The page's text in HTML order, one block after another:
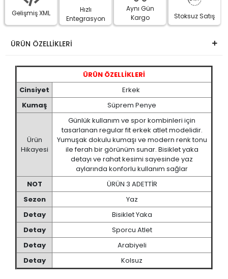
Gelişmiş XML
Hızlı
Entegrasyon
Aynı Gün
Kargo
Stoksuz Satış
ÜRÜN ÖZELLİKLERİ
ÜRÜN ÖZELLİKLERİ
Cinsiyet
Erkek
Kumaş
Süprem Penye
Ürün
Hikayesi
Günlük kullanım ve spor kombinleri için
tasarlanan regular fit erkek atlet modelidir.
Yumuşak dokulu kumaşı ve modern renk tonu
ile ferah bir görünüm sunar. Bisiklet yaka
detayı ve rahat kesimi sayesinde yaz
aylarında konforlu kullanım sağlar
NOT
ÜRÜN 3 ADETTİR
Sezon
Yaz
Detay
Bisiklet Yaka
Detay
Sporcu Atlet
Detay
Arabiyeli
Detay
Kolsuz